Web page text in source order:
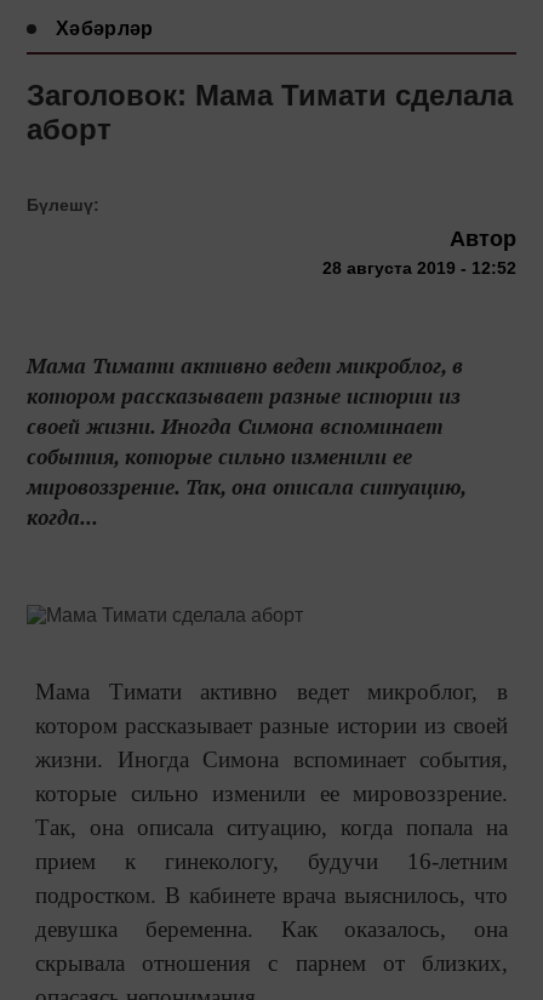
Хәбәрләр
Заголовок: Мама Тимати сделала
аборт
Бүлешү:
Автор
28 августа 2019 - 12:52
Мама Тимати активно ведет микроблог, в
котором рассказывает разные истории из
своей жизни. Иногда Симона вспоминает
события, которые сильно изменили ее
мировоззрение. Так, она описала ситуацию,
когда...
Мама Тимати активно ведет микроблог, в
котором рассказывает разные истории из своей
жизни. Иногда Симона вспоминает события,
которые сильно изменили ее мировоззрение.
Так, она описала ситуацию, когда попала на
прием к гинекологу, будучи 16-летним
подростком. В кабинете врача выяснилось, что
девушка беременна. Как оказалось, она
скрывала отношения с парнем от близких,